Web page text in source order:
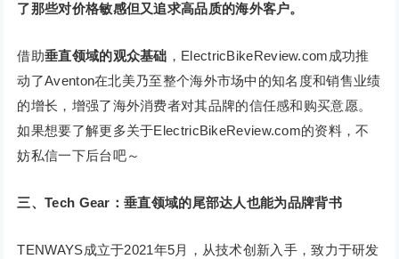
了那些对价格敏感但又追求高品质的海外客户。
借助垂直领域的观众基础 ，ElectricBikeReview.com成功推
动了Aventon在北美乃至整个海外市场中的知名度和销售业绩
的增长，增强了海外消费者对其品牌的信任感和购买意愿。
如果想要了解更多关于ElectricBikeReview.com的资料，不
妨私信一下后台吧～
三、Tech Gear：垂直领域的尾部达人也能为品牌背书
TENWAYS成立于2021年5月，从技术创新入手，致力于研发